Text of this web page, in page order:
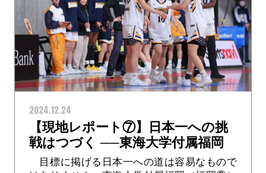
2024.12.24
【現地レポート⑦】日本一への挑
戦はつづく ──東海大学付属福岡
#20 チャラウ アミ
目標に掲げる日本一への道は容易なもので